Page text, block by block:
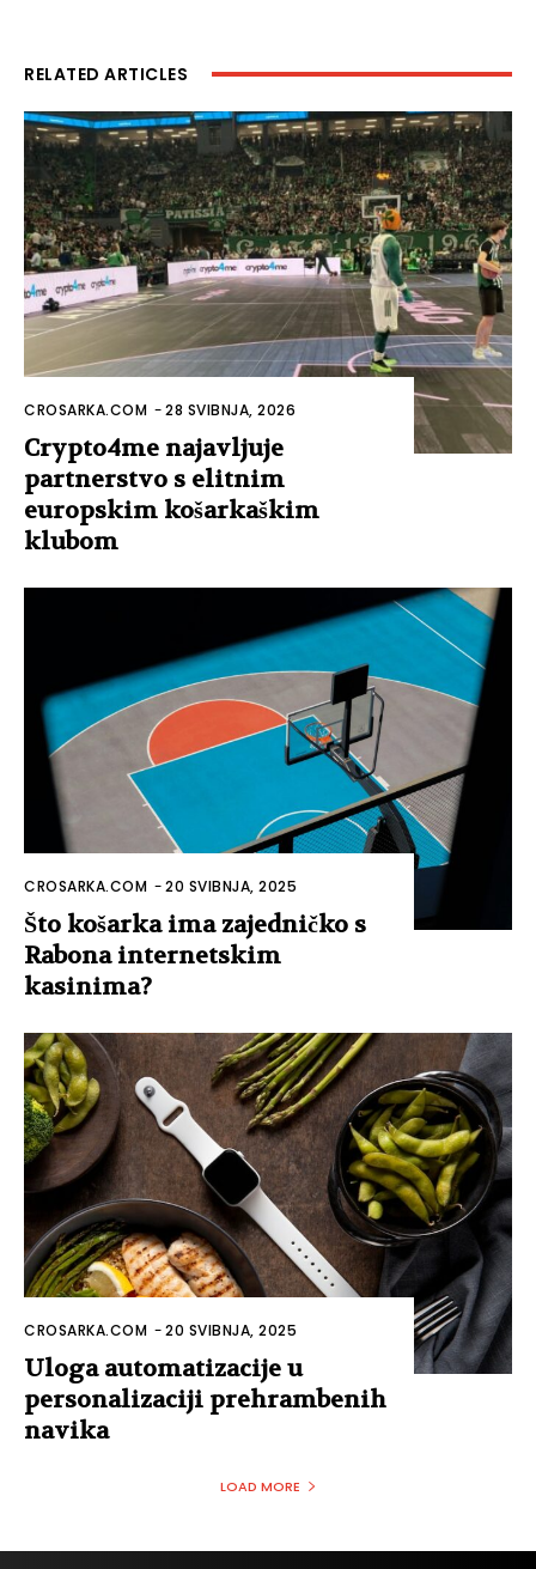
RELATED ARTICLES
CROSARKA.COM -28 SVIBNJA, 2026
Crypto4me najavljuje
partnerstvo s elitnim
europskim košarkaškim
klubom
CROSARKA.COM -20 SVIBNJA, 2025
Što košarka ima zajedničko s
Rabona internetskim
kasinima?
CROSARKA.COM -20 SVIBNJA, 2025
Uloga automatizacije u
personalizaciji prehrambenih
navika
LOAD MORE